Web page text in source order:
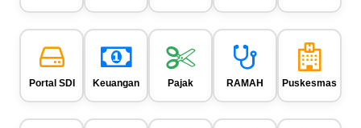
Portal SDI Keuangan Pajak RAMAH Puskesmas